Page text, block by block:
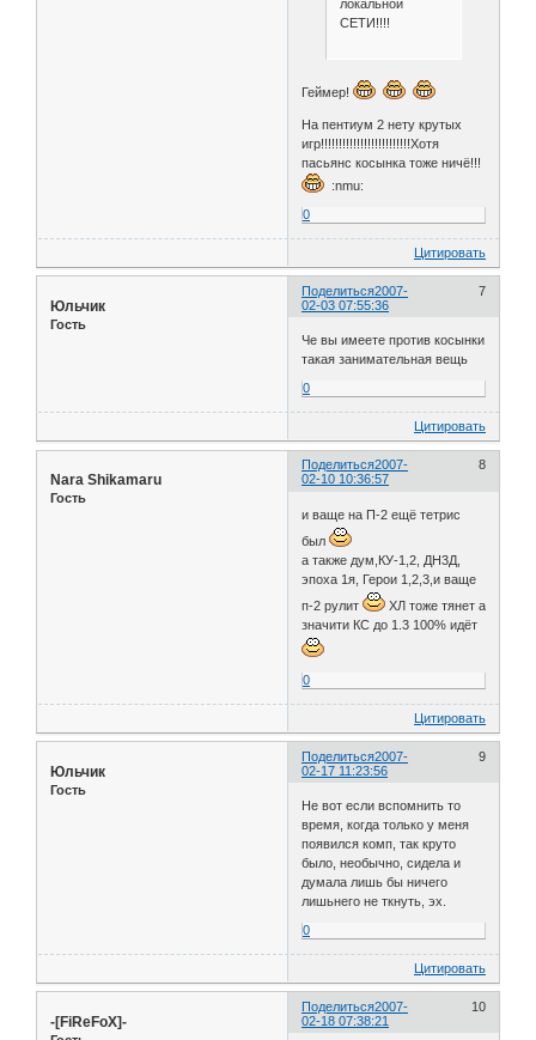
локальной
СЕТИ!!!!
Геймер!
На пентиум 2 нету крутых
игр!!!!!!!!!!!!!!!!!!!!!!!!!Хотя
пасьянс косынка тоже ничё!!!
:nmu:
0
Цитировать
Поделиться 7
2007-
02-03 07:55:36
Юльчик
Гость
Че вы имеете против косынки
такая занимательная вещь
0
Цитировать
Поделиться 8
2007-
02-10 10:36:57
Nara Shikamaru
Гость
и ваще на П-2 ещё тетрис
был
а также дум,КУ-1,2, ДН3Д,
эпоха 1я, Герои 1,2,3,и ваще
п-2 рулит
ХЛ тоже тянет а
значити КС до 1.3 100% идёт
0
Цитировать
Поделиться 9
2007-
02-17 11:23:56
Юльчик
Гость
Не вот если вспомнить то
время, когда только у меня
появился комп, так круто
было, необычно, сидела и
думала лишь бы ничего
лишьнего не ткнуть, эх.
0
Цитировать
Поделиться 10
2007-
02-18 07:38:21
-[FiReFoX]-